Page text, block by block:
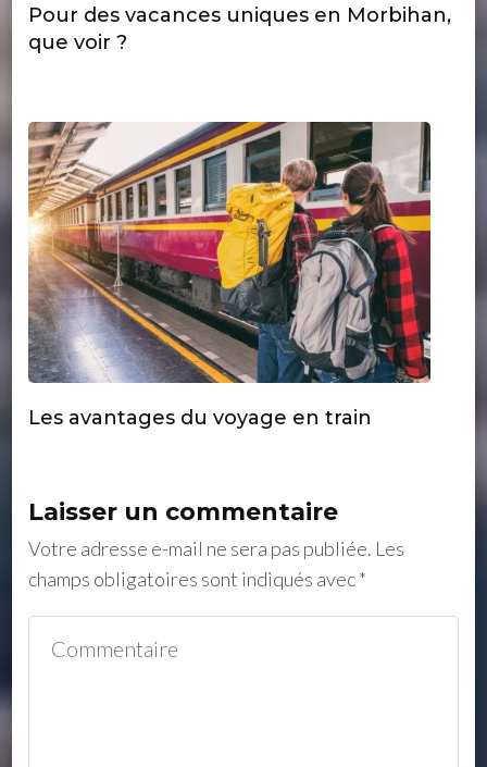
Pour des vacances uniques en Morbihan,
que voir ?
Les avantages du voyage en train
Laisser un commentaire
Votre adresse e-mail ne sera pas publiée. Les
champs obligatoires sont indiqués avec*